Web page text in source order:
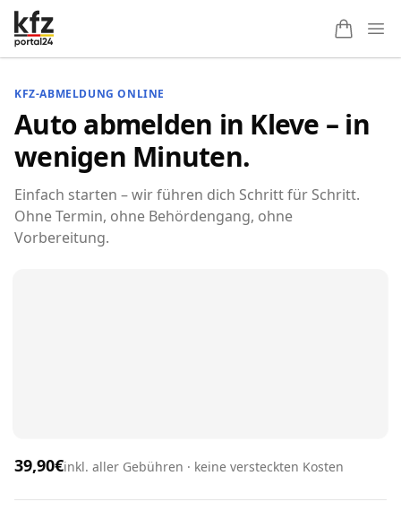
KFZ-ABMELDUNG ONLINE
Auto abmelden in Kleve – in
wenigen Minuten.
Einfach starten – wir führen dich Schritt für Schritt.
Ohne Termin, ohne Behördengang, ohne
Vorbereitung.
39,90€inkl. aller Gebühren · keine versteckten Kosten